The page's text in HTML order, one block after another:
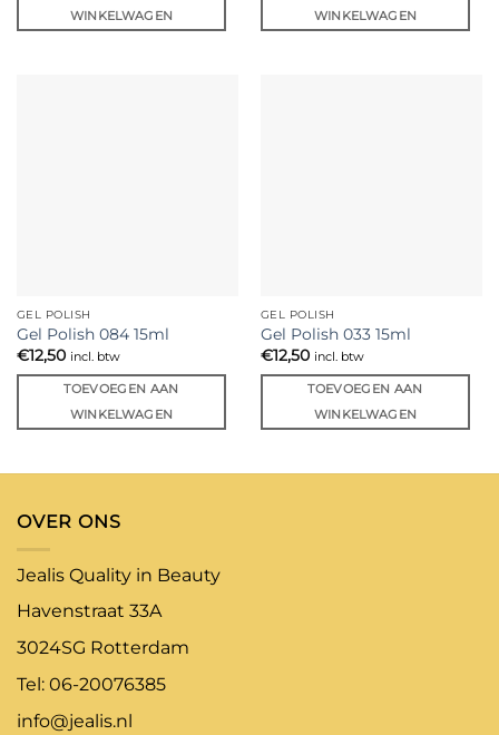
WINKELWAGEN
WINKELWAGEN
GEL POLISH
Gel Polish 084 15ml
€12,50 incl. btw
TOEVOEGEN AAN
WINKELWAGEN
GEL POLISH
Gel Polish 033 15ml
€12,50 incl. btw
TOEVOEGEN AAN
WINKELWAGEN
OVER ONS
Jealis Quality in Beauty
Havenstraat 33A
3024SG Rotterdam
Tel: 06-20076385
info@jealis.nl